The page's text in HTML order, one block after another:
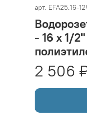
арт. EFA25.16-
- 16 x 1/
2 506